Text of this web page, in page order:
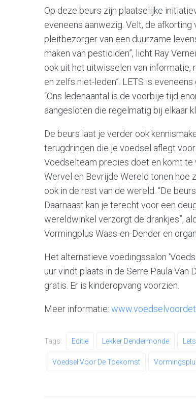
Op deze beurs zijn plaatselijke
eveneens aanwezig. Velt, de
pleitbezorger van een duurzame
maken van pesticiden”, licht Ray
ook uit het uitwisselen van informatie,
en zelfs niet-leden”. LETS is
“Ons ledenaantal is de voorbije tijd
aangesloten die regelmatig bij elkaar
De beurs laat je verder ook
terugdringen die je voedsel aflegt
Voedselteam precies doet en komt te
Wervel en Bevrijde Wereld tonen hoe
ook in de rest van de wereld. “De
Daarnaast kan je terecht voor een
wereldwinkel verzorgt de drankjes”,
Vormingplus Waas-en-Dender en
Het alternatieve voedingssalon
uur vindt plaats in de Serre Paula
gratis. Er is kinderopvang voorzien.
Meer informatie:
Tags: Editie Lekker Dendermonde Lets
Voedsel Voor De Toekomst